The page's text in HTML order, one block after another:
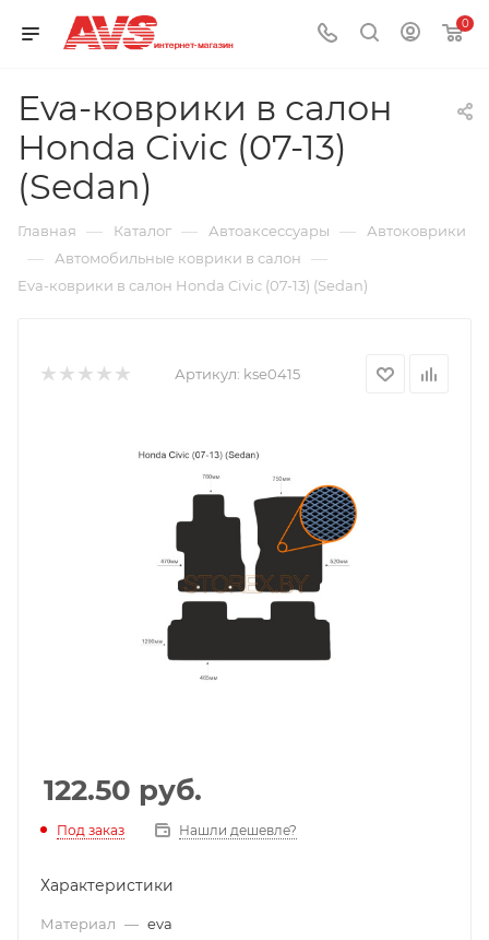
0
Eva-коврики в салон
Honda Civic (07-13)
(Sedan)
Главная — Каталог — Автоаксессуары — Автоковрики
— Автомобильные коврики в салон —
Eva-коврики в салон Honda Civic (07-13) (Sedan)
Артикул: kse0415
122.50 руб.
Под заказ Нашли дешевле?
Характеристики
Материал — eva